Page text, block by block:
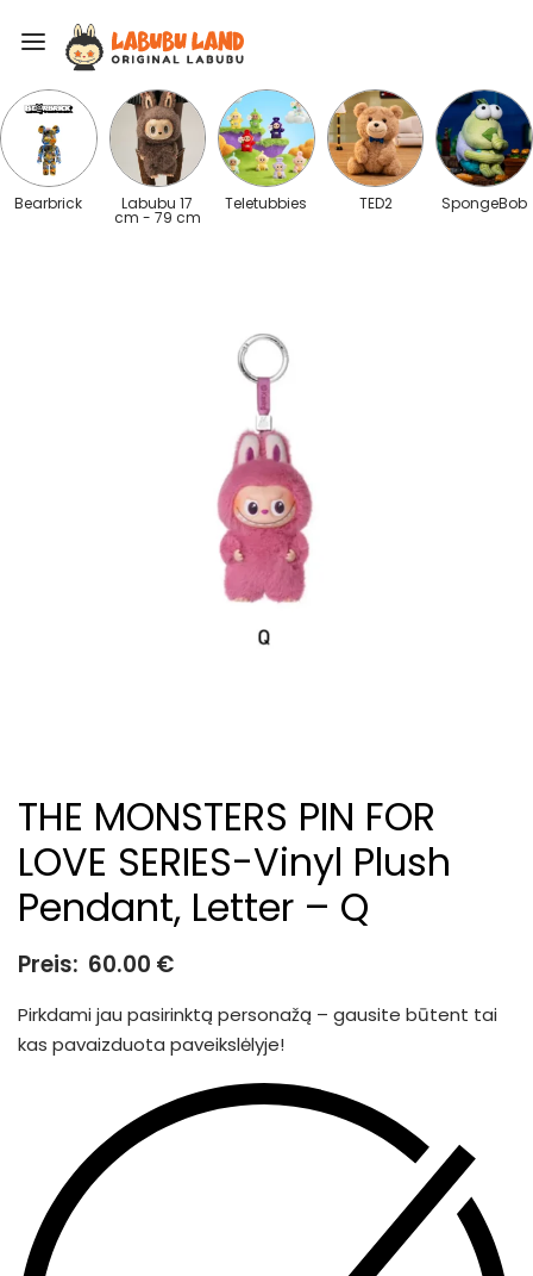
Bearbrick Labubu 17
cm - 79 cm
Teletubbies TED2 SpongeBob
THE MONSTERS PIN FOR
LOVE SERIES-Vinyl Plush
Pendant, Letter – Q
Preis: 60.00 €
Pirkdami jau pasirinktą personažą – gausite būtent tai
kas pavaizduota paveikslėlyje!